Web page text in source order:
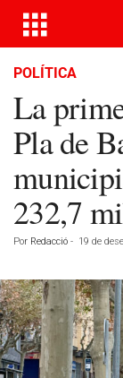
POLÍTICA
La
Pla de
232,7
Por Redacció - 19 de